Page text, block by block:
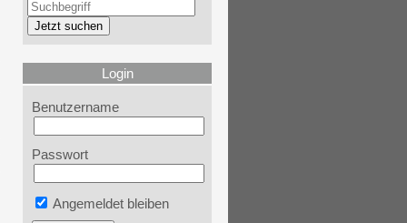
Login
Benutzername
Passwort
Angemeldet bleiben